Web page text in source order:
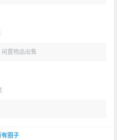
置物品出售
有圈子